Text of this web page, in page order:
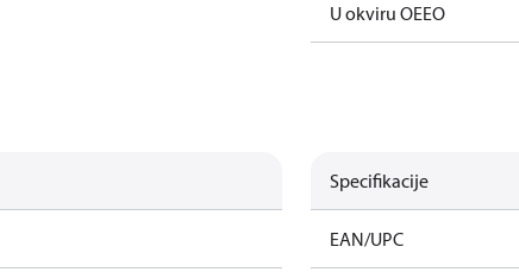
U okviru OEEO
Specifikacije
EAN/UPC